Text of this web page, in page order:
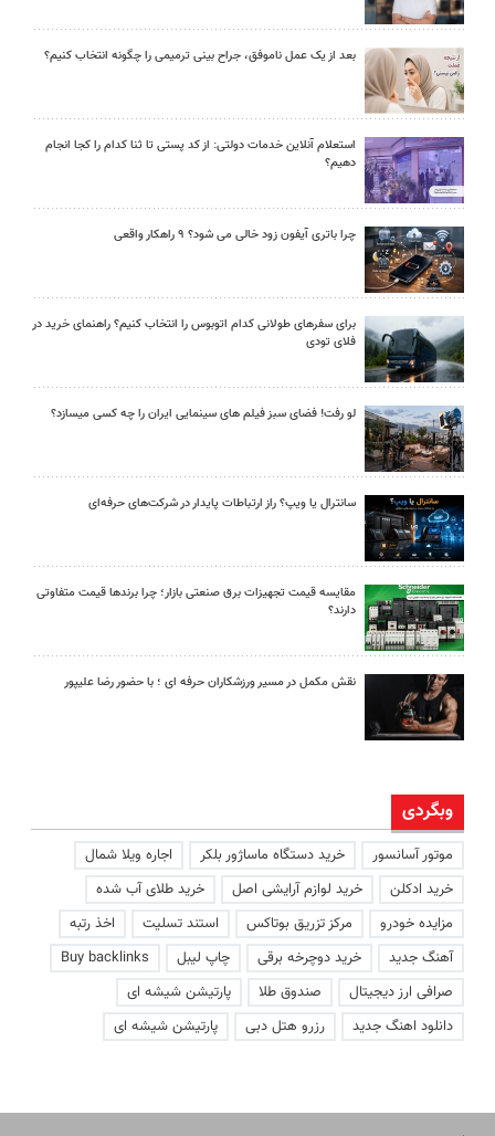
بعد از یک عمل ناموفق، جراح بینی ترمیمی را چگونه انتخاب کنیم؟
استعلام آنلاین خدمات دولتی: از کد پستی تا ثنا کدام را کجا انجام
دهیم؟
چرا باتری آیفون زود خالی می شود؟ ۹ راهکار واقعی
برای سفرهای طولانی کدام اتوبوس را انتخاب کنیم؟ راهنمای خرید در
فلای تودی
لو رفت! فضای سبز فیلم های سینمایی ایران را چه کسی میسازد؟
سانترال یا ویپ؟ راز ارتباطات پایدار در شرکت‌های حرفه‌ای
مقایسه قیمت تجهیزات برق صنعتی بازار؛ چرا برندها قیمت متفاوتی
دارند؟
نقش مکمل در مسیر ورزشکاران حرفه ای ؛ با حضور رضا علیپور
وبگردی
موتور آسانسور خرید دستگاه ماساژور بلکر
اجاره ویلا شمال
خرید ادکلن
خرید لوازم آرایشی اصل
خرید طلای آب شده
مزایده خودرو
مرکز تزریق بوتاکس استند تسلیت
اخذ رتبه
آهنگ جدید
خرید دوچرخه برقی چاپ لیبل
Buy backlinks
صرافی ارز دیجیتال
صندوق طلا
پارتیشن شیشه ای
دانلود اهنگ جدید
رزرو هتل دبی پارتیشن شیشه ای